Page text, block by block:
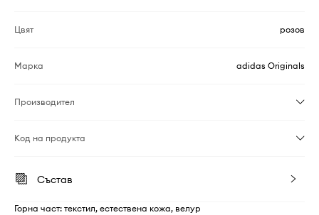
Цвят розов
Марка adidas Originals
Производител
Код на продукта
Състав
Горна част: текстил, естествена кожа, велур